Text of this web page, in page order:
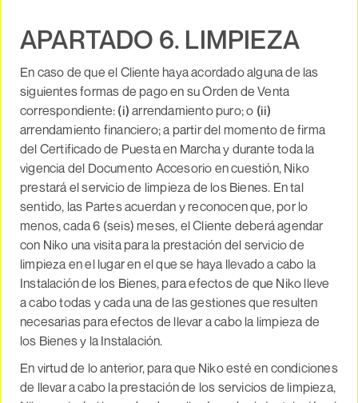
APARTADO 6. LIMPIEZA
En caso de que el Cliente haya acordado alguna de las
siguientes formas de pago en su Orden de Venta
correspondiente: (i) arrendamiento puro; o (ii)
arrendamiento financiero; a partir del momento de firma
del Certificado de Puesta en Marcha y durante toda la
vigencia del Documento Accesorio en cuestión, Niko
prestará el servicio de limpieza de los Bienes. En tal
sentido, las Partes acuerdan y reconocen que, por lo
menos, cada 6 (seis) meses, el Cliente deberá agendar
con Niko una visita para la prestación del servicio de
limpieza en el lugar en el que se haya llevado a cabo la
Instalación de los Bienes, para efectos de que Niko lleve
a cabo todas y cada una de las gestiones que resulten
necesarias para efectos de llevar a cabo la limpieza de
los Bienes y la Instalación.
En virtud de lo anterior, para que Niko esté en condiciones
de llevar a cabo la prestación de los servicios de limpieza,